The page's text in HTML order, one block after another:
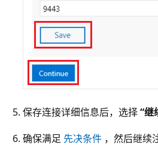
保存连接详细信息后，选择“继
确保满足 先决条件 ，然后继续